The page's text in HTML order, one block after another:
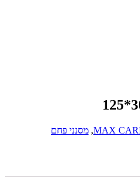
, מסנני פחם